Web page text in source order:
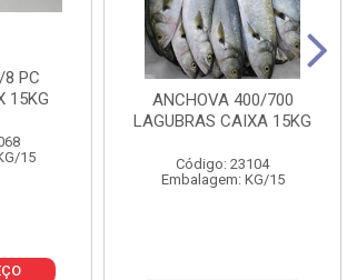
8 PC
15KG
15
ANCHOVA 400/700
LAGUBRAS CAIXA 15KG
Código: 23104
Embalagem: KG/15